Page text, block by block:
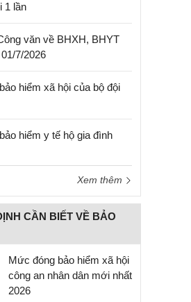
1 lần
văn về BHXH, BHYT
7/2026
hiểm xã hội của bộ đội
hiểm y tế hộ gia đình
Xem thêm
CẦN BIẾT VỀ BẢO
Mức đóng bảo hiểm xã hội
công an nhân dân mới nhất
2026